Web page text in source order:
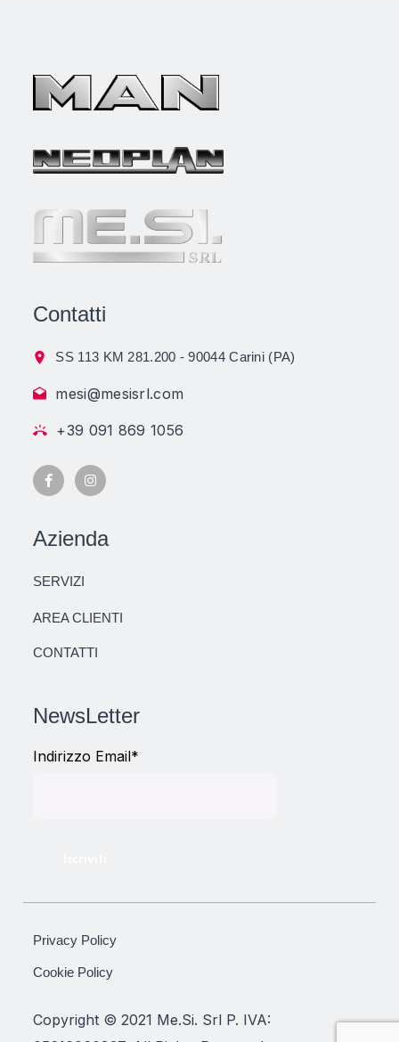
Contatti
SS 113 KM 281.200 - 90044 Carini (PA)
mesi@mesisrl.com
+39 091 869 1056
Azienda
SERVIZI
AREA CLIENTI
CONTATTI
NewsLetter
Indirizzo Email*
Privacy Policy
Cookie Policy
Copyright © 2021 Me.Si. Srl P. IVA: